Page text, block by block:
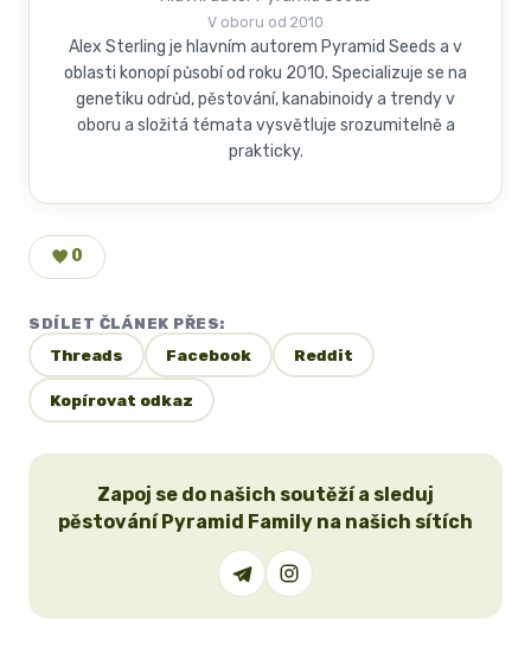
V oboru od 2010
Alex Sterling je hlavním autorem Pyramid Seeds a v
oblasti konopí působí od roku 2010. Specializuje se na
genetiku odrůd, pěstování, kanabinoidy a trendy v
oboru a složitá témata vysvětluje srozumitelně a
prakticky.
0
SDÍLET ČLÁNEK PŘES:
Threads Facebook Reddit
Kopírovat odkaz
Zapoj se do našich soutěží a sleduj
pěstování Pyramid Family na našich sítích